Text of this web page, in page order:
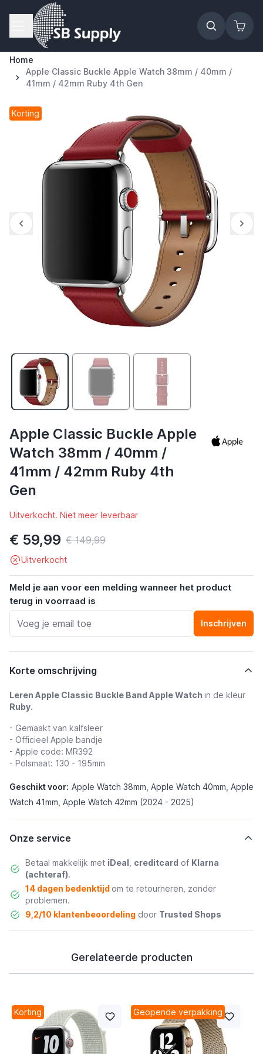
Ga naar de inhoud
Home
Apple Classic Buckle Apple Watch 38mm / 40mm /
41mm / 42mm Ruby 4th Gen
Korting
Apple Classic Buckle Apple
Watch 38mm / 40mm /
41mm / 42mm Ruby 4th
Gen
Uitverkocht. Niet meer leverbaar
€ 59,99 € 149,99
Uitverkocht
Meld je aan voor een melding wanneer het product
terug in voorraad is
Inschrijven
Korte omschrijving
Leren Apple Classic Buckle Band Apple Watch in de kleur
Ruby.
- Gemaakt van kalfsleer
- Officieel Apple bandje
- Apple code: MR392
- Polsmaat: 130 - 195mm
Geschikt voor: Apple Watch 38mm, Apple Watch 40mm, Apple
Watch 41mm, Apple Watch 42mm (2024 - 2025)
Onze service
Betaal makkelijk met iDeal creditcard of Klarna
(achteraf).
14 dagen bedenktijd om te retourneren, zonder
problemen.
9,2/10 klantenbeoordelingdoor Trusted Shops
Gerelateerde producten
Korting Geopende verpakking